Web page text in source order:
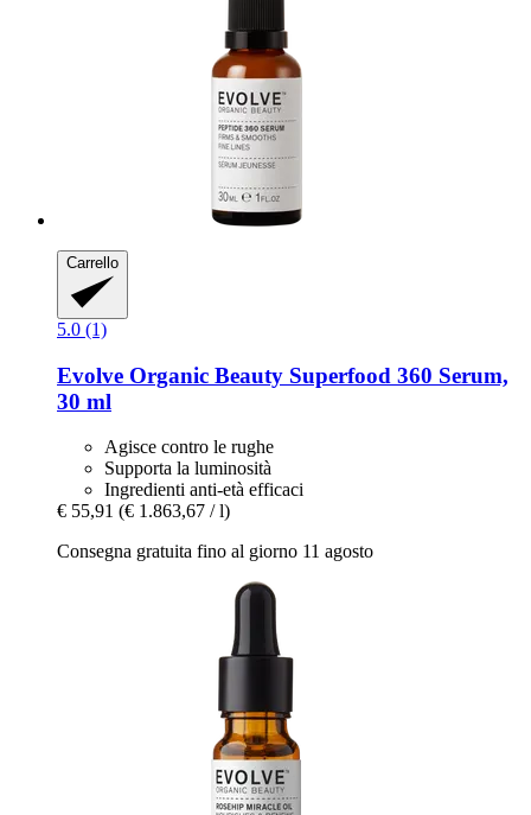
Carrello
5.0 (1)
Evolve Organic Beauty Superfood 360 Serum,
30 ml
Agisce contro le rughe
Supporta la luminosità
Ingredienti anti-età efficaci
€ 55,91 (€ 1.863,67 / l)
Consegna gratuita fino al giorno 11 agosto